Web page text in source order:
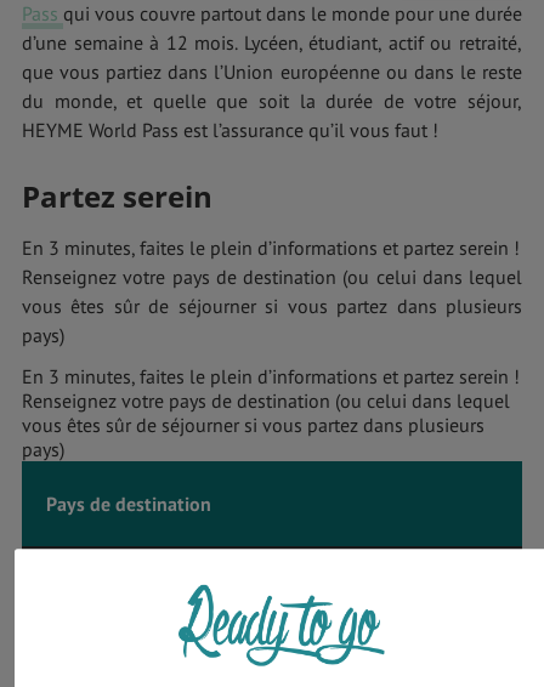
Pass qui vous couvre partout dans le monde pour une durée
d’une semaine à 12 mois. Lycéen, étudiant, actif ou retraité,
que vous partiez dans l’Union européenne ou dans le reste
du monde, et quelle que soit la durée de votre séjour,
HEYME World Pass est l’assurance qu’il vous faut !
Partez serein
En 3 minutes, faites le plein d’informations et partez serein !
Renseignez votre pays de destination (ou celui dans lequel
vous êtes sûr de séjourner si vous partez dans plusieurs
pays)
En 3 minutes, faites le plein d’informations et partez serein !
Renseignez votre pays de destination (ou celui dans lequel
vous êtes sûr de séjourner si vous partez dans plusieurs
pays)
Pays de destination